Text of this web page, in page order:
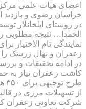
اعضای هیات علمی
در روستای ایلخانلار
الحمدا… نتیجه مطلوبی
نمایندگی تام الاختیار
زعفران و نهال زرشک را
در ادامه تحقیقات و
کاشت زعفران نیاز به
از تسهیلات مرزی در
شرکت تعاونی زعفران